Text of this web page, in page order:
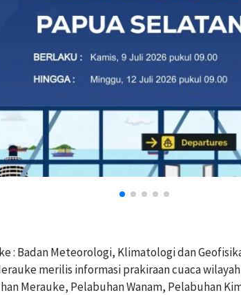
: Badan Meteorologi, Klimatologi dan
merilis informasi prakiraan cuaca
Merauke, Pelabuhan Wanam, Pelabuhan